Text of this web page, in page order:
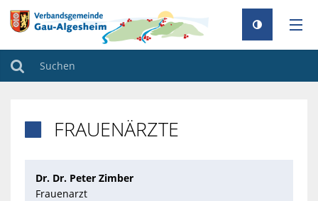
AKTUELLES
GEMEINDEN
FAMILIE & BILDUNG
FRAUENÄRZTE
Dr. Dr. Peter Zimber
Frauenarzt